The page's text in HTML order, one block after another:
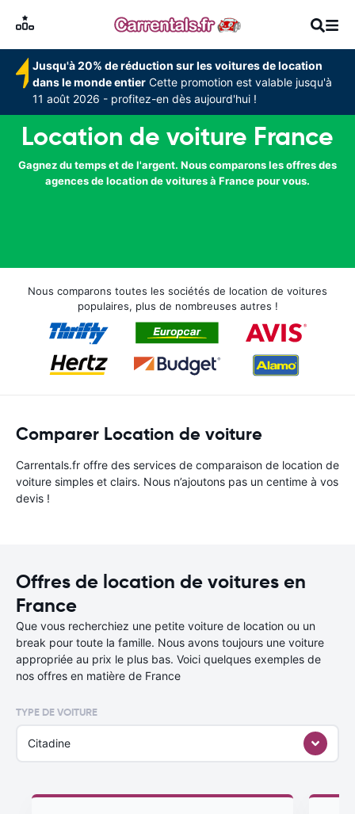
Jusqu'à 20% de réduction sur les voitures de location
dans le monde entier Cette promotion est valable jusqu'à
11 août 2026 - profitez-en dès aujourd'hui !
Location de voiture France
Gagnez du temps et de l'argent. Nous comparons les offres des
agences de location de voitures à France pour vous.
Nous comparons toutes les sociétés de location de voitures
populaires, plus de nombreuses autres !
Comparer Location de voiture
Carrentals.fr offre des services de comparaison de location de
voiture simples et clairs. Nous n’ajoutons pas un centime à vos
devis !
Offres de location de voitures en
France
Que vous recherchiez une petite voiture de location ou un
break pour toute la famille. Nous avons toujours une voiture
appropriée au prix le plus bas. Voici quelques exemples de
nos offres en matière de France
TYPE DE VOITURE
Citadine